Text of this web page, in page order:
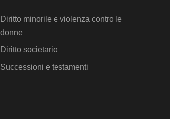
Diritto minorile e violenza contro le
donne
Diritto societario
Successioni e testamenti